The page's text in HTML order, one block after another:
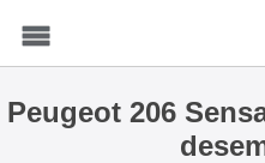
Peugeot 206